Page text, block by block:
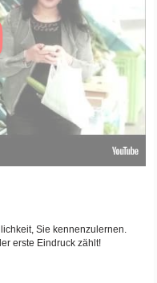
Sie kennenzulernen.
erste Eindruck zählt!